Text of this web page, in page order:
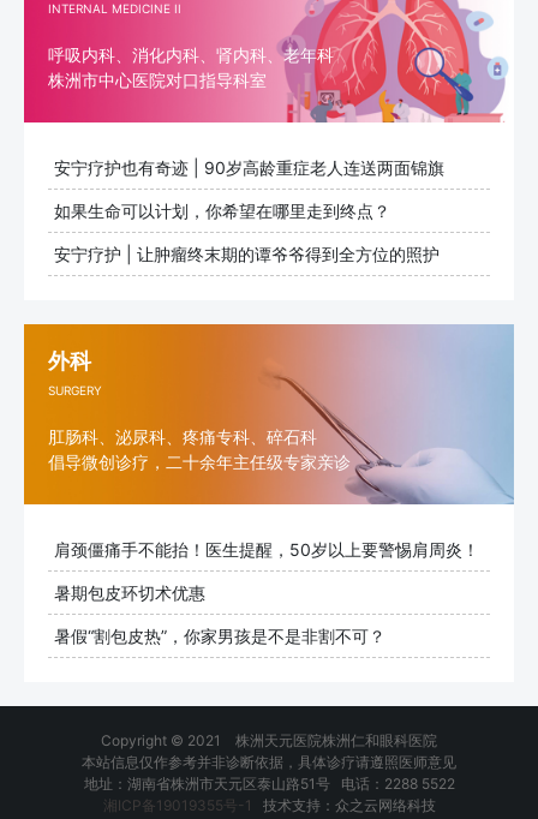
INTERNAL MEDICINE II
呼吸内科、消化内科、肾内科、老年科
株洲市中心医院对口指导科室
安宁疗护也有奇迹 | 90岁高龄重症老人连送两面锦旗
如果生命可以计划，你希望在哪里走到终点？
​安宁疗护 | 让肿瘤终末期的谭爷爷得到全方位的照护
外科
SURGERY
肛肠科、泌尿科、疼痛专科、碎石科
倡导微创诊疗，二十余年主任级专家亲诊
肩颈僵痛手不能抬！医生提醒，50岁以上要警惕肩周炎！
暑期包皮环切术优惠
暑假“割包皮热”，你家男孩是不是非割不可？
Copyright © 2021 株洲天元医院株洲仁和眼科医院
本站信息仅作参考并非诊断依据，具体诊疗请遵照医师意见
地址：湖南省株洲市天元区泰山路51号 电话：2288 5522
湘ICP备19019355号-1 技术支持：众之云网络科技